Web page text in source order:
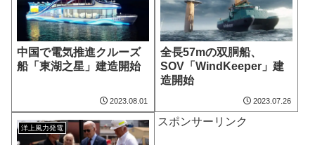
中国で電気推進クルーズ
船「東湖之星」建造開始
2023.08.01
全長57mの双胴船、
SOV「WindKeeper」建
造開始
2023.07.26
洋上風力発電 スポンサーリンク